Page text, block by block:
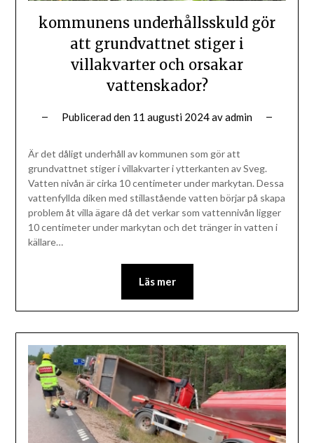
kommunens underhållsskuld gör
att grundvattnet stiger i
villakvarter och orsakar
vattenskador?
Publicerad den 11 augusti 2024avadmin
Är det dåligt underhåll av kommunen som gör att
grundvattnet stiger i villakvarter i ytterkanten av Sveg.
Vatten nivån är cirka 10 centimeter under markytan. Dessa
vattenfyllda diken med stillastående vatten börjar på skapa
problem åt villa ägare då det verkar som vattennivån ligger
10 centimeter under markytan och det tränger in vatten i
källare…
Läs mer